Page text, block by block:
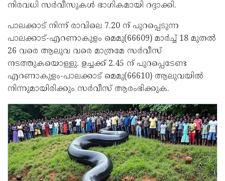
നിരവധി സർവീസുകൾ ഭാഗികമായി റദ്ദാക്കി.
പാലക്കാട് നിന്ന് രാവിലെ 7.20 ന് പുറപ്പെടുന്ന
പാലക്കാട്-എറണാകുളം മെമു(66609) മാർച്ച് 18 മുതൽ
26 വരെ ആലുവ വരെ മാത്രമേ സർവീസ്
നടത്തുകയൊള്ളു. ഉച്ചക്ക് 2.45 ന് പുറപ്പെടേണ്ട
എറണാകുളം-പാലക്കാട് മെമു(66610) ആലുവയിൽ
നിന്നുമായിരിക്കും സർവീസ് ആരംഭിക്കുക.